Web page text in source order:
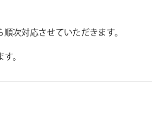
次対応させていただきます。
。